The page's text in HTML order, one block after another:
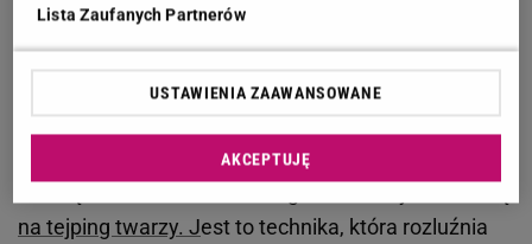
Zobacz wideoMarzena Rogalska o "PnŚ". Kammel
Marzena Rogalska w naturalnej odsłonie
na tejping twarzy. Jest to technika, która rozluźnia
Lista Zaufanych Partnerów
USTAWIENIA ZAAWANSOWANE
AKCEPTUJĘ